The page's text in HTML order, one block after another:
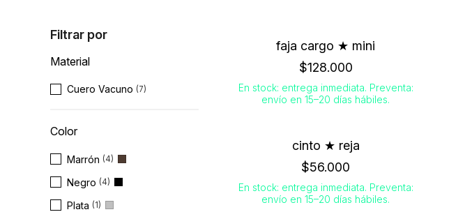
Filtrar por
Material
Cuero Vacuno (7)
Color
Marrón (4)
Negro (4)
Plata (1)
faja cargo ★ mini
$128.000
En stock: entrega inmediata. Preventa:
envío en 15–20 días hábiles.
cinto ★ reja
$56.000
En stock: entrega inmediata. Preventa:
envío en 15–20 días hábiles.